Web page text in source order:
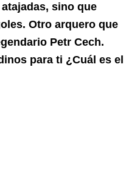
sino que
Otro arquero que
Petr Cech.
para ti ¿Cuál es el